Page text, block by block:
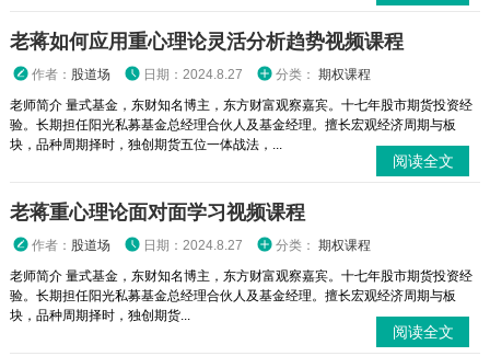
老蒋如何应用重心理论灵活分析趋势视频课程
作者： 股道场 日期：2024.8.27 分类： 期权课程
老师简介 量式基金，东财知名博主，东方财富观察嘉宾。十七年股市期货投资经
验。长期担任阳光私募基金总经理合伙人及基金经理。擅长宏观经济周期与板
块，品种周期择时，独创期货五位一体战法，...
阅读全文
老蒋重心理论面对面学习视频课程
作者： 股道场 日期：2024.8.27 分类： 期权课程
老师简介 量式基金，东财知名博主，东方财富观察嘉宾。十七年股市期货投资经
验。长期担任阳光私募基金总经理合伙人及基金经理。擅长宏观经济周期与板
块，品种周期择时，独创期货...
阅读全文